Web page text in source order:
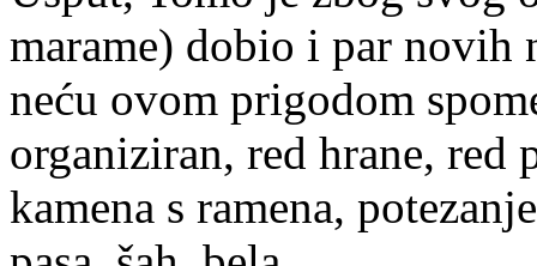
marame) dobio i par novih
neću ovom prigodom
organiziran, red hrane, red
kamena s ramena,